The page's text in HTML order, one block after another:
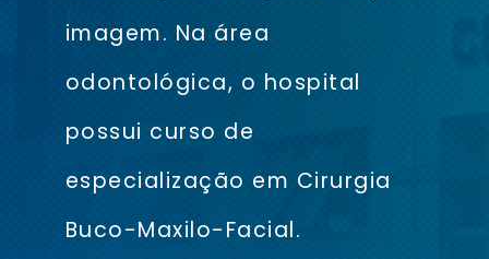
imagem. Na área
odontológica, o hospital
possui curso de
especialização em Cirurgia
Buco-Maxilo-Facial.